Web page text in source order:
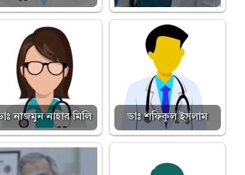
নাজমুন নাহার মিলি ডাঃ শফিকুল ইসলাম